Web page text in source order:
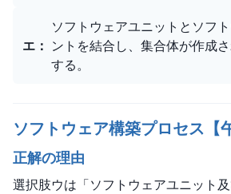
エ ：
ソフトウェアユニットとソフ
ントを結合し、集合体が作成
する。
ソフトウェア構築プロセス【
正解の理由
選択肢ウは「ソフトウェアユニット